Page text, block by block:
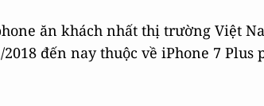
ăn khách nhất thị trường Việt
đến nay thuộc về iPhone 7 Plus